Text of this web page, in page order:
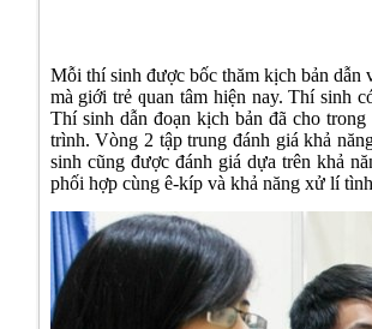
Mỗi thí sinh được bốc thăm kịch bản dẫn
mà giới trẻ quan tâm hiện nay. Thí sinh
Thí sinh dẫn đoạn kịch bản đã cho
trình. Vòng 2 tập trung đánh giá khả
sinh cũng được đánh giá dựa trên khả
phối hợp cùng ê-kíp và khả năng xử lí